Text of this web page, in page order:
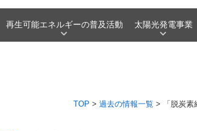
再生可能エネルギーの普及活動 太陽光発電事業
TOP > 過去の情報一覧 > 「脱炭